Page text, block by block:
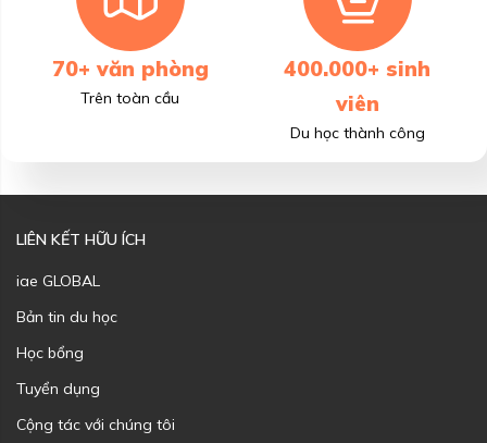
70+ văn phòng
Trên toàn cầu
400.000+ sinh
viên
Du học thành công
LIÊN KẾT HỮU ÍCH
iae GLOBAL
Bản tin du học
Học bổng
Tuyển dụng
Cộng tác với chúng tôi